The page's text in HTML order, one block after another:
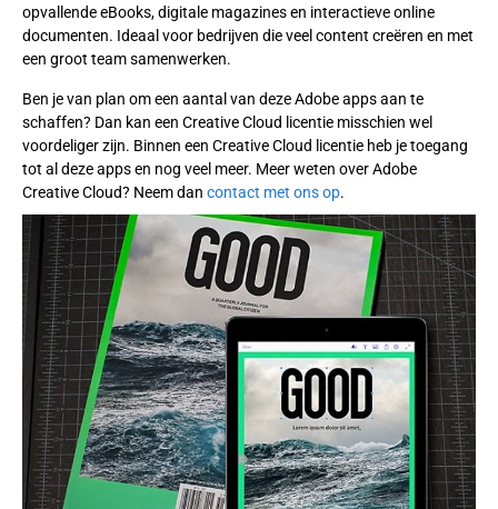
opvallende eBooks, digitale magazines en interactieve online
documenten. Ideaal voor bedrijven die veel content creëren en met
een groot team samenwerken.
Ben je van plan om een aantal van deze Adobe apps aan te
schaffen? Dan kan een Creative Cloud licentie misschien wel
voordeliger zijn. Binnen een Creative Cloud licentie heb je toegang
tot al deze apps en nog veel meer. Meer weten over Adobe
Creative Cloud? Neem dan contact met ons op.